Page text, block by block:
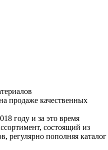
продаже качественных
году и за это время
состоящий из
регулярно пополняя каталог